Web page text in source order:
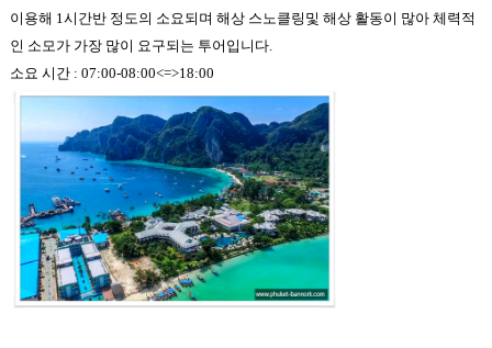
이용해 1시간반정도의 소요되며 해상 스노클링및 해상 활동이 많아체력적
인 소모가 가장 많이 요구되는 투어입니다.
소요 시간 : 07:00-08:00<=>18:00